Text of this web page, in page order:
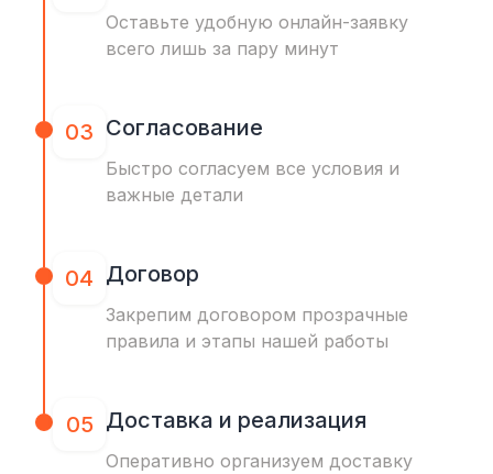
Оставьте удобную онлайн-заявку
всего лишь за пару минут
03 Согласование
Быстро согласуем все условия и
важные детали
04 Договор
Закрепим договором прозрачные
правила и этапы нашей работы
05 Доставка и реализация
Оперативно организуем доставку